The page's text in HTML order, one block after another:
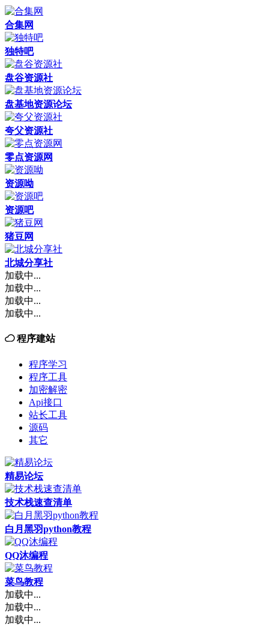
合集网
独特吧
盘谷资源社
盘基地资源论坛
夸父资源社
零点资源网
资源呦
资源吧
猪豆网
北城分享社
加载中...
加载中...
加载中...
加载中...
程序建站
程序学习
程序工具
加密解密
Api接口
站长工具
源码
其它
精易论坛
技术栈速查清单
白月黑羽python教程
QQ沐编程
菜鸟教程
加载中...
加载中...
加载中...